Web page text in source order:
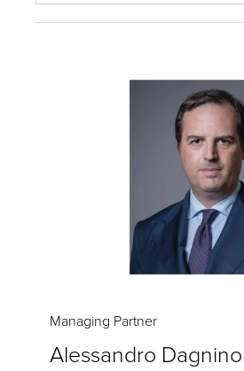
Managing Partner
Alessandro Dagnino